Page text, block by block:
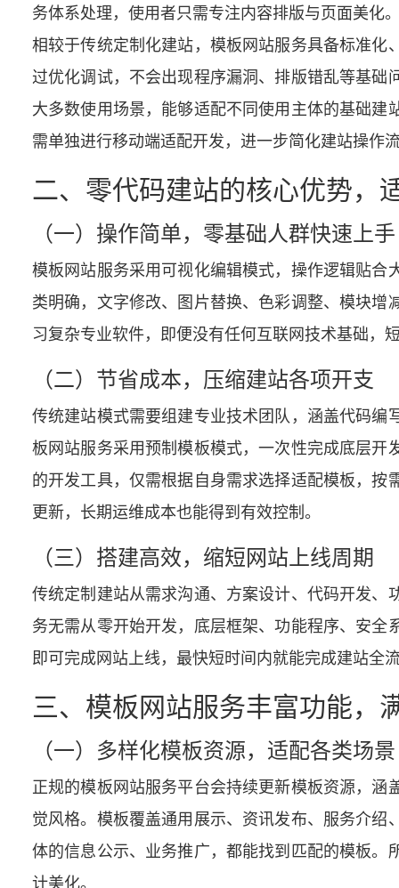
务体系处理，使用者只需专注内容排版与页面美化
相较于传统定制化建站，模板网站服务具备标准
过优化调试，不会出现程序漏洞、排版错乱等基
大多数使用场景，能够适配不同使用主体的基础
需单独进行移动端适配开发，进一步简化建站操作
二、零代码建站的核心优势，
（一）操作简单，零基础人群快速上手
模板网站服务采用可视化编辑模式，操作逻辑贴
类明确，文字修改、图片替换、色彩调整、模块
习复杂专业软件，即便没有任何互联网技术基础，
（二）节省成本，压缩建站各项开支
传统建站模式需要组建专业技术团队，涵盖代码
板网站服务采用预制模板模式，一次性完成底层
的开发工具，仅需根据自身需求选择适配模板，
更新，长期运维成本也能得到有效控制。
（三）搭建高效，缩短网站上线周期
传统定制建站从需求沟通、方案设计、代码开发
务无需从零开始开发，底层框架、功能程序、安
即可完成网站上线，最快短时间内就能完成建站全
三、模板网站服务丰富功能，
（一）多样化模板资源，适配各类场景
正规的模板网站服务平台会持续更新模板资源，
觉风格。模板覆盖通用展示、资讯发布、服务介
体的信息公示、业务推广，都能找到匹配的模板
计美化。